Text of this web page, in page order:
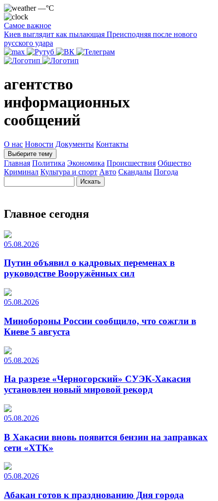
—°C
Самое важное
Киев выглядит как пылающая Преисподняя после нового
русского удара
агентство
информационных
сообщений
О нас Новости Документы Контакты
Выберите тему
Главная Политика Экономика Происшествия Общество
Криминал Культура и спорт Авто Скандалы Погода
Главное сегодня
05.08.2026
Путин объявил о кадровых переменах в
руководстве Вооружённых сил
05.08.2026
Минобороны России сообщило, что сожгли в
Киеве 5 августа
05.08.2026
На разрезе «Черногорский» СУЭК-Хакасия
установлен новый мировой рекорд
05.08.2026
В Хакасии вновь появится бензин на заправках
сети «ХТК»
05.08.2026
Абакан готов к празднованию Дня города